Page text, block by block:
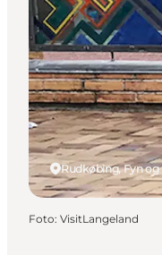
Rudkøbing, Fyn og
Foto: VisitLangeland